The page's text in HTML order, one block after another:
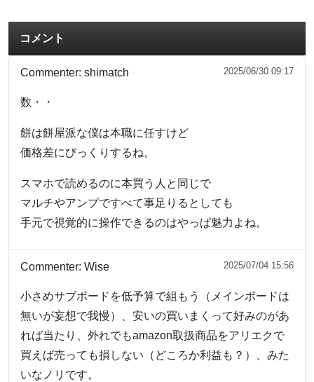
コメント
Commenter: shimatch 2025/06/30 09:17
数・・
餅は餅屋派な僕は本職に任すけど
価格差にびっくりするね。
スマホで読めるのに本買う人と同じで
マルチやアンプですべて事足りるとしても
手元で視覚的に操作できるのはやっぱ魅力よね。
Commenter: Wise 2025/07/04 15:56
小さめサブボードを低予算で組もう（メインボードは
無いが妄想で我慢）、安いの買いまくって好みのがあ
れば当たり、外れでもamazon取扱商品をアリエクで
買えば売っても損しない（どころか利益も？）、みた
いなノリです。